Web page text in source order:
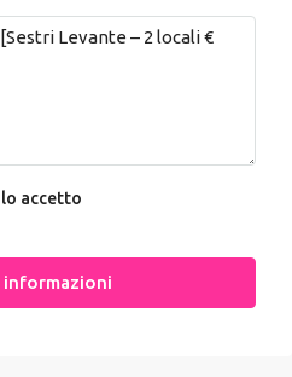
accetto
informazioni